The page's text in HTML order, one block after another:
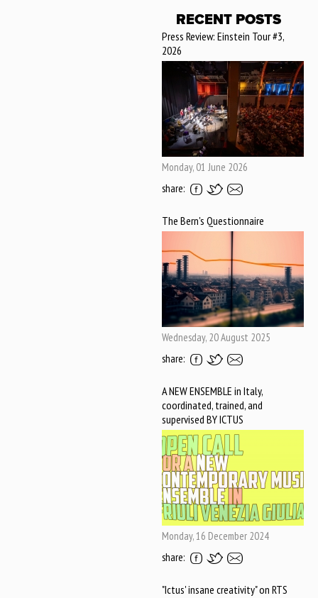
RECENT POSTS
Press Review: Einstein Tour #3,
2026
Monday, 01 June 2026
share:
The Bern's Questionnaire
Wednesday, 20 August 2025
share:
A NEW ENSEMBLE in Italy,
coordinated, trained, and
supervised BY ICTUS
Monday, 16 December 2024
share:
"Ictus' insane creativity" on RTS